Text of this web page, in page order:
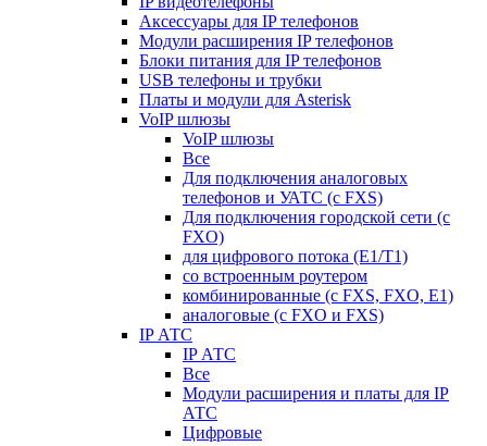
Аксессуары для IP телефонов
Модули расширения IP телефонов
Блоки питания для IP телефонов
USB телефоны и трубки
Платы и модули для Asterisk
VoIP шлюзы
VoIP шлюзы
Все
Для подключения аналоговых
телефонов и УАТС (с FXS)
Для подключения городской сети (с
FXO)
для цифрового потока (E1/T1)
со встроенным роутером
комбинированные (c FXS, FXO, E1)
аналоговые (с FXO и FXS)
IP АТС
IP АТС
Все
Модули расширения и платы для IP
АТС
Цифровые